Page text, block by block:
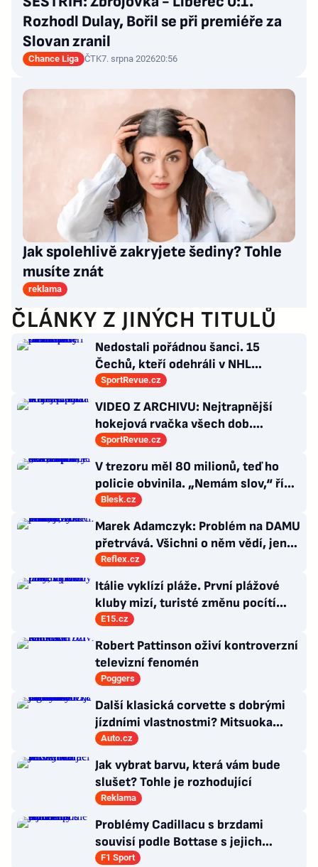
Rozhodl Dulay, Bořil se při premiéře za
Slovan zranil
Chance Liga ČTK7. srpna 202620:56
Jak spolehlivě zakryjete šediny? Tohle
musíte znát
reklama
ČLÁNKY Z JINÝCH TITULŮ
Nedostali pořádnou šanci. 15
Čechů, kteří odehráli v NHL
maximálně dva zápasy
SportRevue.cz
VIDEO Z ARCHIVU: Nejtrapnější
hokejová rvačka všech dob.
Nepadla v ní ani rána
SportRevue.cz
V trezoru měl 80 milionů, teď ho
policie obvinila. „Nemám slov,“ říká
exšéf Správy železnic
Blesk.cz
Marek Adamczyk: Problém na DAMU
přetrvává. Všichni o něm vědí, jen
moc nevědí, co s ním
Reflex.cz
Itálie vyklízí pláže. První plážové
kluby mizí, turisté změnu pocítí
brzy
E15.cz
Robert Pattinson oživí kontroverzní
televizní fenomén
Poggers
Další klasická corvette s dobrými
jízdními vlastnostmi? Mitsuoka
znovu využije legendární MX-5
Auto.cz
Jak vybrat barvu, která vám bude
slušet? Tohle je rozhodující
Reklama
Problémy Cadillacu s brzdami
souvisí podle Bottase s jejich
chlazením
F1 Sport